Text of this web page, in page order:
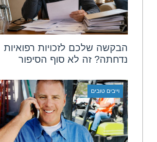
הבקשה שלכם לזכויות רפואיות
נדחתה? זה לא סוף הסיפור
וייבים טובים